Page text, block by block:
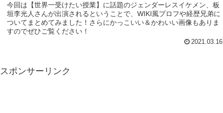
今回は【世界一受けたい授業】に話題のジェンダーレスイケメン、板
垣李光人さんが出演されるということで、WIKI風プロフや経歴兄弟に
ついてまとめてみました！さらにかっこいい＆かわいい画像もありま
すのでぜひご覧ください！
2021.03.16
スポンサーリンク